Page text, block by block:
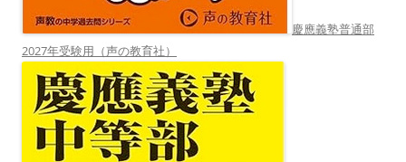
慶應義塾普通部
2027年受験用（声の教育社）